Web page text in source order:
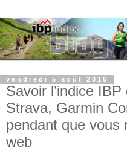
vendredi 5 août 2016
Savoir l’indice
Strava, Garmin
pendant que vous
web